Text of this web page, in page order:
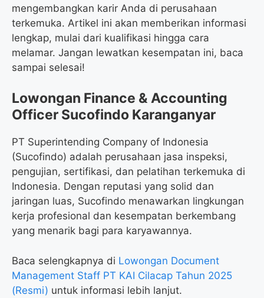
mengembangkan karir Anda di perusahaan
terkemuka. Artikel ini akan memberikan informasi
lengkap, mulai dari kualifikasi hingga cara
melamar. Jangan lewatkan kesempatan ini, baca
sampai selesai!
Lowongan Finance & Accounting
Officer Sucofindo Karanganyar
PT Superintending Company of Indonesia
(Sucofindo) adalah perusahaan jasa inspeksi,
pengujian, sertifikasi, dan pelatihan terkemuka di
Indonesia. Dengan reputasi yang solid dan
jaringan luas, Sucofindo menawarkan lingkungan
kerja profesional dan kesempatan berkembang
yang menarik bagi para karyawannya.
Baca selengkapnya di Lowongan Document
Management Staff PT KAI Cilacap Tahun 2025
(Resmi) untuk informasi lebih lanjut.